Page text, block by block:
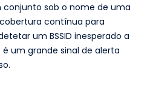
conjunto sob o nome de uma
contínua para
um BSSID inesperado a
é um grande sinal de alerta